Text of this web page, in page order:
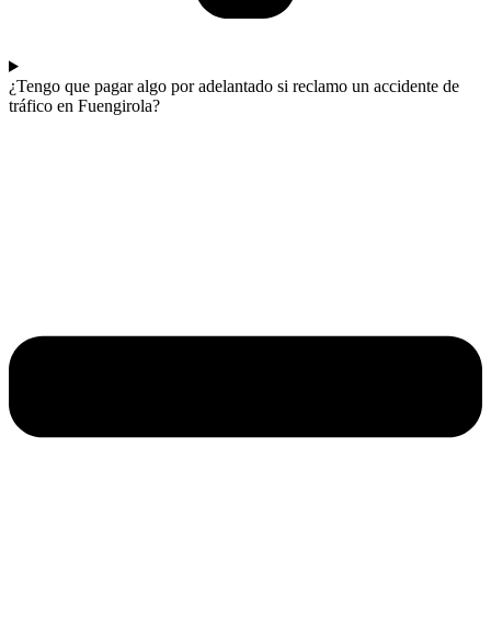
¿Tengo que pagar algo por adelantado si reclamo un accidente de
tráfico en Fuengirola?